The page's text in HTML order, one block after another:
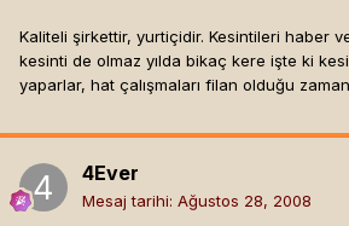
Kaliteli şirkettir, yurtiçidir. Kesintileri haber
kesinti de olmaz yılda bikaç kere işte ki
yaparlar, hat çalışmaları filan olduğu
4Ever
Mesaj tarihi: Ağustos 28, 2008